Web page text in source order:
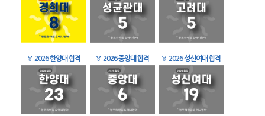
🏅 2026 한양대 합격 🏅 2026 중앙대 합격 🏅 2026 성신여대 합격